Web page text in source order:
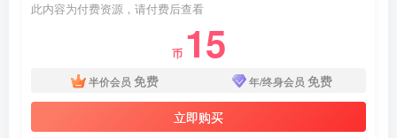
此内容为付费资源，请付费后查看
币 15
半价会员 免费 年/终身会员 免费
立即购买